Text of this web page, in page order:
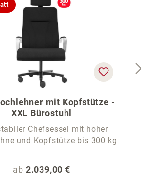
mit Kopfstütze -
XXL Bürostuhl
Chefsessel mit hoher
und Kopfstütze bis 300 kg
Regulärer Preis:
ab 2.039,00 €